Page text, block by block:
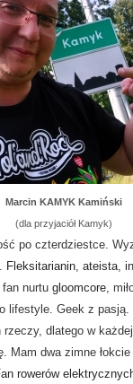
Marcin KAMYK Kamiński
(dla przyjaciół Kamyk)
po czterdziestce.
Fleksitarianin, ateista,
nurtu gloomcore,
lifestyle. Geek z pasją.
dlatego w
Mam dwa zimne
rowerów